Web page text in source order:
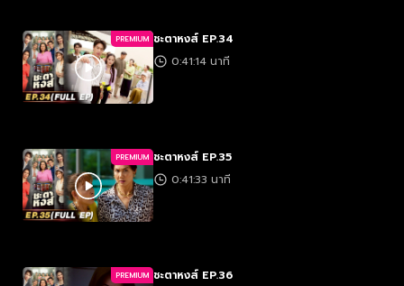
PREMIUM ชะตาหงส์ EP.34
0:41:14 นาที
PREMIUM ชะตาหงส์ EP.35
0:41:33 นาที
PREMIUM ชะตาหงส์ EP.36